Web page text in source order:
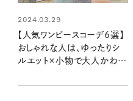
2024.03.29
【人気ワンピースコーデ6選】
おしゃれな人は、ゆったりシ
ルエット×小物で大人かわい